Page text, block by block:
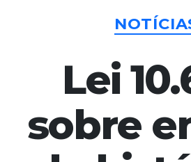
Lei
sobre